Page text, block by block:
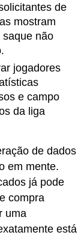
de
mostram
não
jogadores
e campo
da liga
de dados
em mente.
já pode
compra
uma
está